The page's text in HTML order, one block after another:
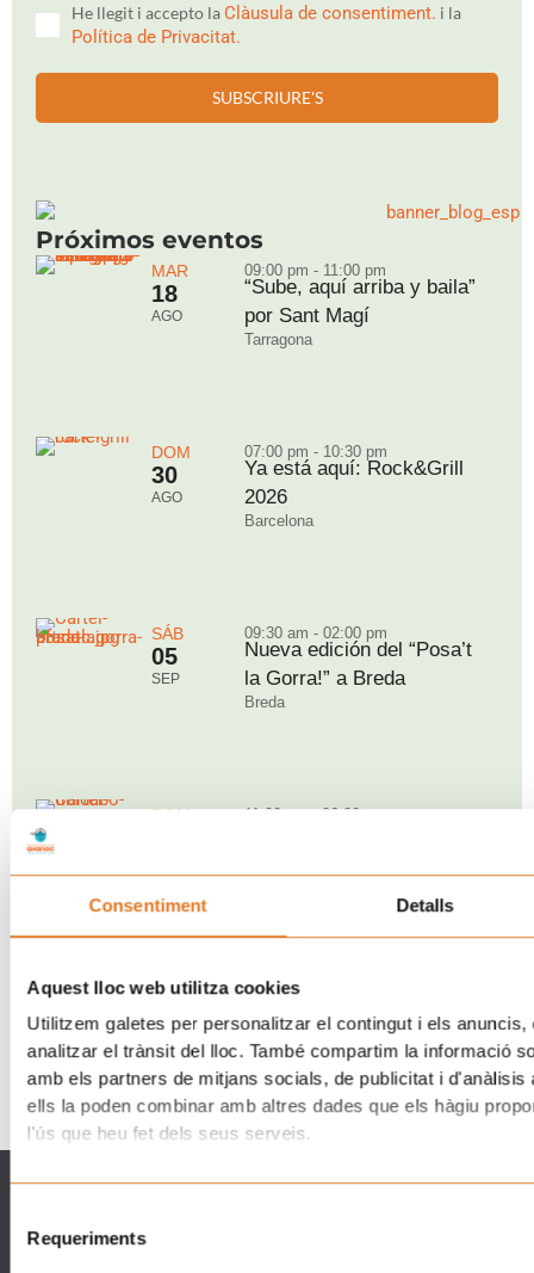
Consentiment Detalls
Aquest lloc web utilitza cookies
Utilitzem galetes per personalitzar el contingut i els
analitzar el trànsit del lloc. També compartim la informació
amb els partners de mitjans socials, de publicitat i d'anàlisis
ells la poden combinar amb altres dades que els hàgiu
l'ús que heu fet dels seus serveis.
deRequeriments
He llegit i accepto la Clàusula de consentiment. i la
Política de Privacitat.
SUBSCRIURE'S
Próximos eventos
MAR
18
AGO
09:00 pm - 11:00 pm
“Sube, aquí arriba y baila”
por Sant Magí
Tarragona
DOM
30
AGO
07:00 pm - 10:30 pm
Ya está aquí: Rock&Grill
2026
Barcelona
SÁB
05
SEP
09:30 am - 02:00 pm
Nueva edición del “Posa’t
la Gorra!” a Breda
Breda
DOM 11:00 am - 06:00 pm
Barcelona
Qué hacemos
Soporte a familias
Qué puedes hacer